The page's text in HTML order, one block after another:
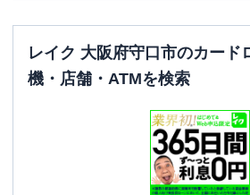
レイク 大阪府守口市のカード
機・店舗・ATMを検索